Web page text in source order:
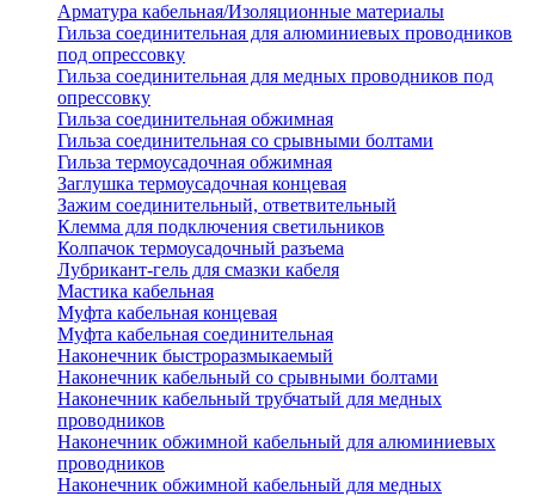
Арматура кабельная/Изоляционные материалы
Гильза соединительная для алюминиевых проводников
под опрессовку
Гильза соединительная для медных проводников под
опрессовку
Гильза соединительная обжимная
Гильза соединительная со срывными болтами
Гильза термоусадочная обжимная
Заглушка термоусадочная концевая
Зажим соединительный, ответвительный
Клемма для подключения светильников
Колпачок термоусадочный разъема
Лубрикант-гель для смазки кабеля
Мастика кабельная
Муфта кабельная концевая
Муфта кабельная соединительная
Наконечник быстроразмыкаемый
Наконечник кабельный со срывными болтами
Наконечник кабельный трубчатый для медных
проводников
Наконечник обжимной кабельный для алюминиевых
проводников
Наконечник обжимной кабельный для медных